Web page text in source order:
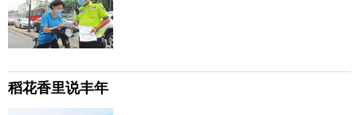
稻花香里说丰年